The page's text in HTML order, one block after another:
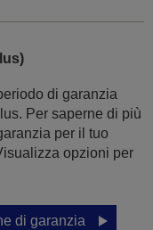
di garanzia
Per saperne di più
per il tuo
opzioni per
di garanzia